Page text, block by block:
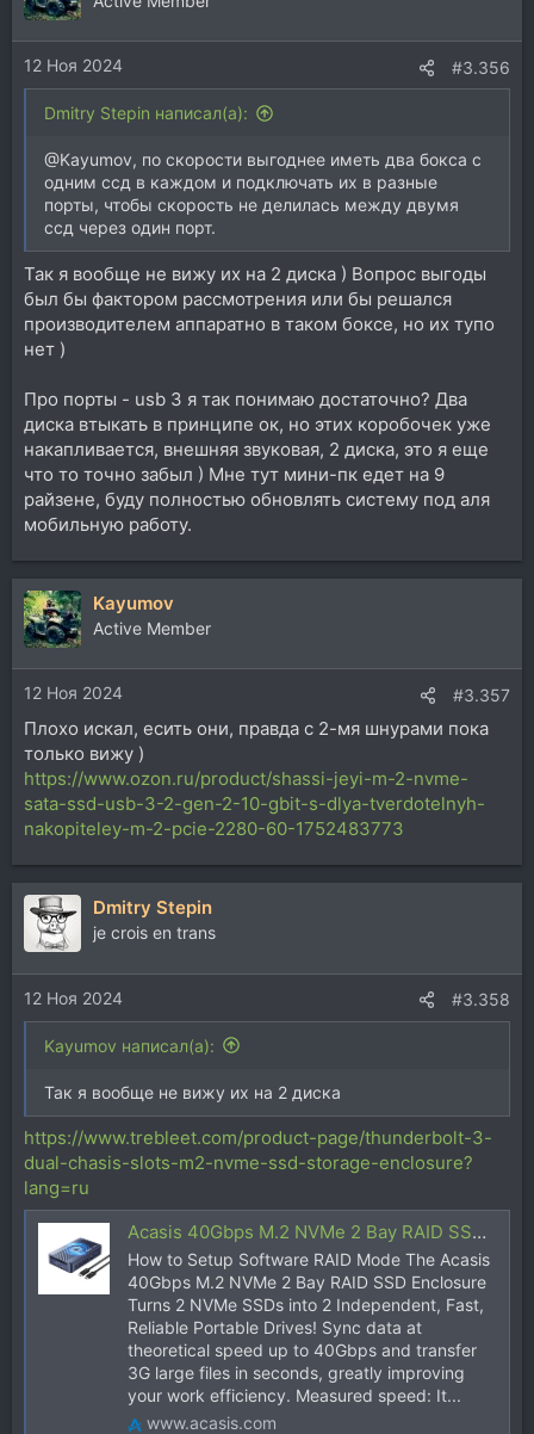
и
и
:12 Ноя 2024 #3.356
Dmitry Stepin написал(а):
@Kayumov, по скорости выгоднее иметь два бокса с
одним ссд в каждом и подключать их в разные
порты, чтобы скорость не делилась между двумя
ссд через один порт.
Так я вообще не вижу их на 2 диска ) Вопрос выгоды
был бы фактором рассмотрения или бы решался
производителем аппаратно в таком боксе, но их тупо
нет )
Про порты - usb 3 я так понимаю достаточно? Два
диска втыкать в принципе ок, но этих коробочек уже
накапливается, внешняя звуковая, 2 диска, это я еще
что то точно забыл ) Мне тут мини-пк едет на 9
райзене, буду полностью обновлять систему под аля
мобильную работу.
Kayumov
Active Member
12 Ноя 2024 #3.357
Плохо искал, есить они, правда с 2-мя шнурами пока
только вижу )
https://www.ozon.ru/product/shassi-jeyi-m-2-nvme-
sata-ssd-usb-3-2-gen-2-10-gbit-s-dlya-tverdotelnyh-
nakopiteley-m-2-pcie-2280-60-1752483773
Dmitry Stepin
je crois en trans
12 Ноя 2024 #3.358
Kayumov написал(а):
Так я вообще не вижу их на 2 диска
https://www.trebleet.com/product-page/thunderbolt-3-
dual-chasis-slots-m2-nvme-ssd-storage-enclosure?
lang=ru
Acasis 40Gbps M.2 NVMe 2 Bay RAID SSD Enclosure Compatible with Thunderbolt 4/3
How to Setup Software RAID Mode The Acasis
40Gbps M.2 NVMe 2 Bay RAID SSD Enclosure
Turns 2 NVMe SSDs into 2 Independent, Fast,
Reliable Portable Drives! Sync data at
theoretical speed up to 40Gbps and transfer
3G large files in seconds, greatly improving
your work efficiency. Measured speed: It...
www.acasis.com